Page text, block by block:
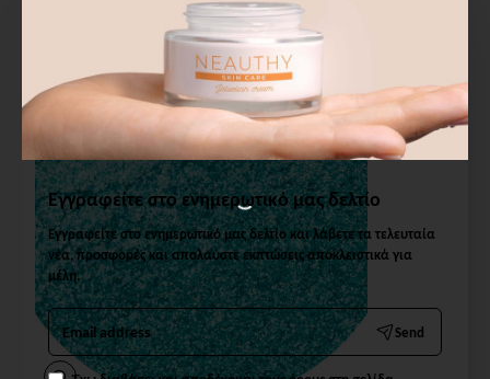
Εγγραφείτε στο ενημερωτικό μας δελτίο
Εγγραφείτε στο ενημερωτικό μας δελτίο και λάβετε τα τελευταία
νέα, προσφορές και απολαύστε εκπτώσεις αποκλειστικά για
μέλη.
Email
address
Send